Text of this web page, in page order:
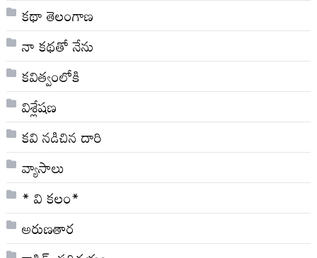
కథా తెలంగాణ
నా క‌థ‌తో నేను
కవిత్వంలోకి
విశ్లేషణ
కవి నడిచిన దారి
వ్యాసాలు
* వి క‌లం*
అరుణతార